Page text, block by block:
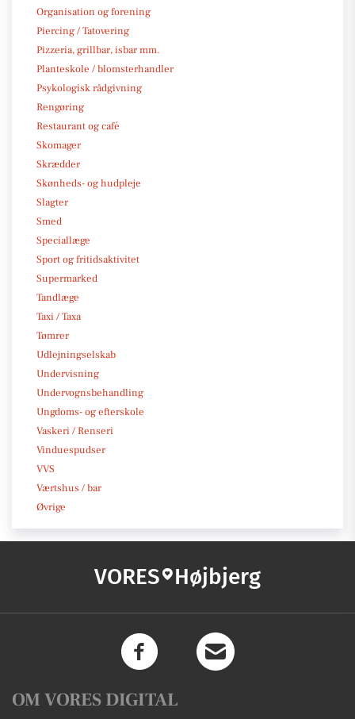
Organisation og forening
Piercing / Tatovering
Pizzeria, grillbar, isbar mm.
Planteskole / blomsterhandler
Psykologisk rådgivning
Rengøring
Restaurant og café
Skomager
Skrædder
Skønheds- og hudpleje
Slagter
Smed
Speciallæge
Sport og fritidsaktivitet
Supermarked
Tandlæge
Taxi / Taxa
Tømrer
Udlejningselskab
Undervisning
Undervognsbehandling
Ungdoms- og efterskole
Vaskeri / Renseri
Vinduespudser
VVS
Værtshus / bar
Øvrige
VORES Højbjerg
OM VORES DIGITAL